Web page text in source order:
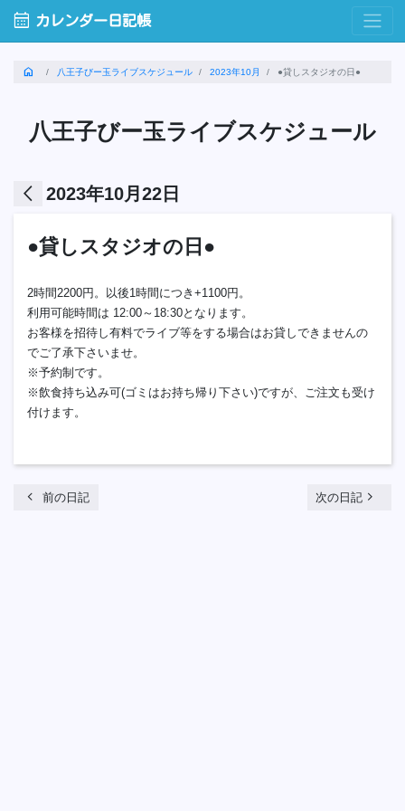
calendar_month カレンダー日記帳
home 八王子びー玉ライブスケジュール 2023年10月 ●貸しスタジオの日●
八王子びー玉ライブスケジュール
arrow_back_ios 2023年10月22日
●貸しスタジオの日●
2時間2200円。以後1時間につき+1100円。
利用可能時間は 12:00～18:30となります。
お客様を招待し有料でライブ等をする場合はお貸しできませんの
でご了承下さいませ。
※予約制です。
※飲食持ち込み可(ゴミはお持ち帰り下さい)ですが、ご注文も受け
付けます。
chevron_left 前の日記 次の日記 navigate_next